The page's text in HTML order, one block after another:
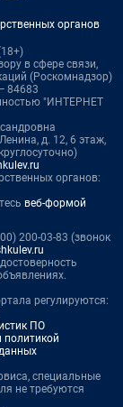
органов
в сфере связи,
(Роскомнадзор)
84683
"ИНТЕРНЕТ
д. 12, 6 этаж,
органов:
веб-формой
200-03-83 (звонок
регулируются:
ПО
политикой
специальные
не требуются